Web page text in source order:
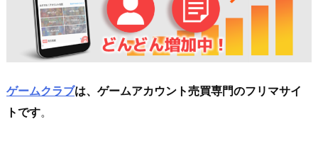
ゲームクラブは、ゲームアカウント売買専門のフリマサイ
トです。